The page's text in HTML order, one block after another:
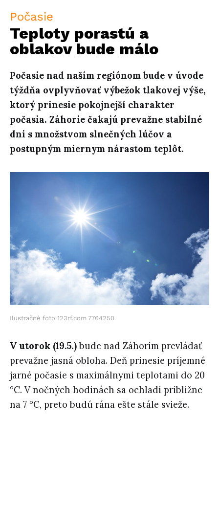
Počasie
Teploty porastú a
oblakov bude málo
Počasie nad naším regiónom bude v úvode
týždňa ovplyvňovať výbežok tlakovej výše,
ktorý prinesie pokojnejší charakter
počasia. Záhorie čakajú prevažne stabilné
dni s množstvom slnečných lúčov a
postupným miernym nárastom teplôt.
Ilustračné foto 123rf.com 7764250
V utorok (19.5.)bude nad Záhorím prevládať
prevažne jasná obloha. Deň prinesie príjemné
jarné počasie s maximálnymi teplotami do 20
°C. V nočných hodinách sa ochladí približne
na 7 °C, preto budú rána ešte stále svieže.